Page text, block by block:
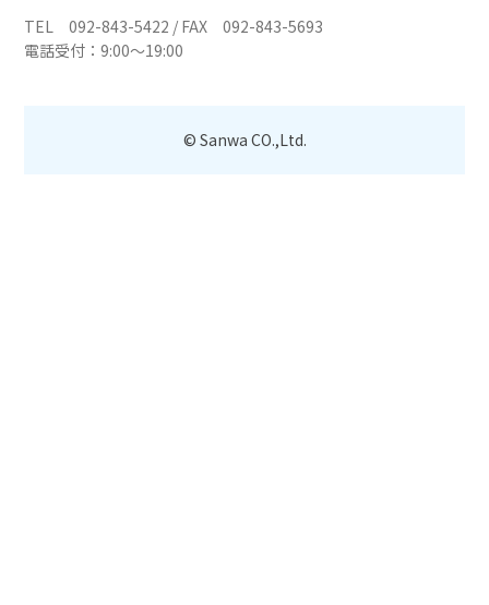
TEL 092-843-5422 / FAX 092-843-5693
電話受付：9:00～19:00
© Sanwa CO.,Ltd.